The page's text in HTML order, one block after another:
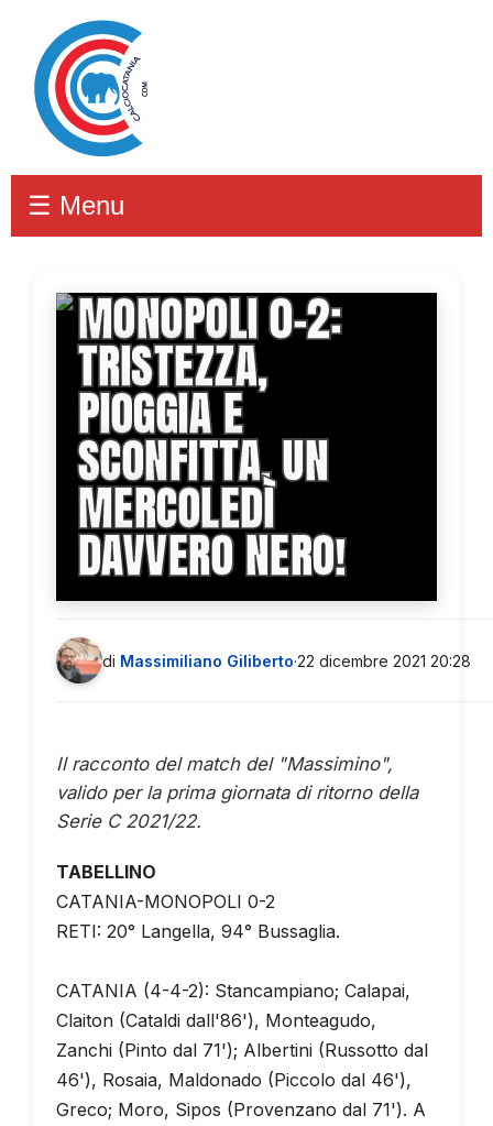
☰ Menu
MONOPOLI 0-2:
TRISTEZZA,
PIOGGIA E
SCONFITTA. UN
MERCOLEDÌ
DAVVERO NERO!
di Massimiliano Giliberto·22 dicembre 2021 20:28
Il racconto del match del "Massimino",
valido per la prima giornata di ritorno della
Serie C 2021/22.
TABELLINO
CATANIA-MONOPOLI 0-2
RETI: 20° Langella, 94° Bussaglia.
CATANIA (4-4-2): Stancampiano; Calapai,
Claiton (Cataldi dall'86'), Monteagudo,
Zanchi (Pinto dal 71'); Albertini (Russotto dal
46'), Rosaia, Maldonado (Piccolo dal 46'),
Greco; Moro, Sipos (Provenzano dal 71'). A